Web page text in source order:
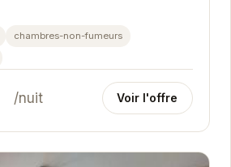
chambres-non-fumeurs
/nuit Voir l'offre